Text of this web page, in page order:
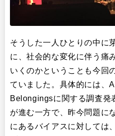
そうした一人ひとりの中に
に、社会的な変化に伴う痛
いくのかということも今回
ていました。具体的には、
Belongingsに関する調査発
が進む一方で、昨今問題に
にあるバイアスに対しては